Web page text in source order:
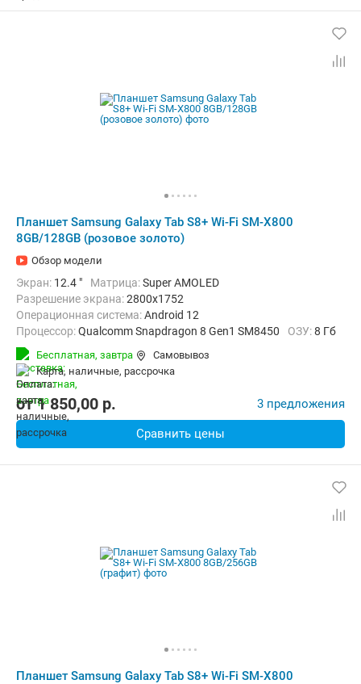
Планшет Samsung Galaxy Tab S8+ Wi-Fi SM-X800
8GB/128GB (розовое золото)
Обзор модели
Экран: 12.4 " Матрица:Super AMOLED
Разрешение экрана:2800x1752
Операционная система:Android 12
Процессор:Qualcomm Snapdragon 8 Gen1 SM8450 ОЗУ:8 Гб
Встроенная память:
Беспроводная связь:
Bluetooth, Wi-Fi
Комплектация:
Перо (стилус)
Бесплатная, завтра
Самовывоз
карта, наличные, рассрочка
от1 850,00 p. 3 предложения
Сравнить цены
Планшет Samsung Galaxy Tab S8+ Wi-Fi SM-X800